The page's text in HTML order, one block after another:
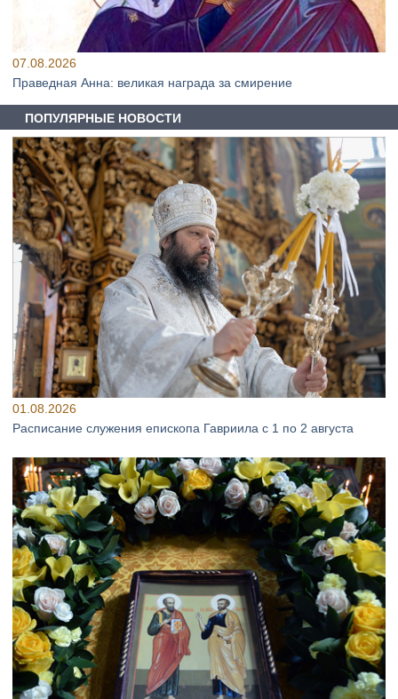
07.08.2026
Праведная Анна: великая награда за смирение
ПОПУЛЯРНЫЕ НОВОСТИ
01.08.2026
Расписание служения епископа Гавриила с 1 по 2 августа